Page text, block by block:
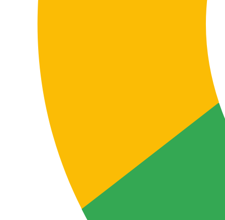
Adaptación cultural y tono de marca
Tratamos cada campaña como una pieza comercial
real: cuidamos referencias culturales, matices
lingüísticos, tono, estilo y consistencia para que la